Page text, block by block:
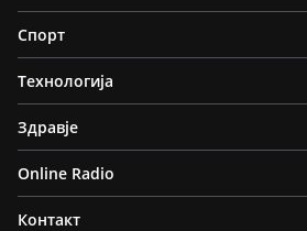
Спорт
Технологија
Здравје
Online Radio
Контакт